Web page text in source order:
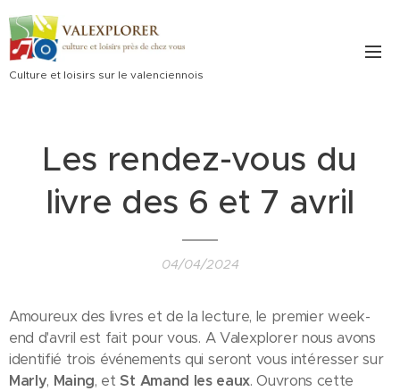
Culture et loisirs sur le valenciennois
Les rendez-vous du
livre des 6 et 7 avril
04/04/2024
Amoureux des livres et de la lecture, le premier week-
end d'avril est fait pour vous. A Valexplorer nous avons
identifié trois événements qui seront vous intéresser sur
Marly, Maing, et St Amand les eaux. Ouvrons cette